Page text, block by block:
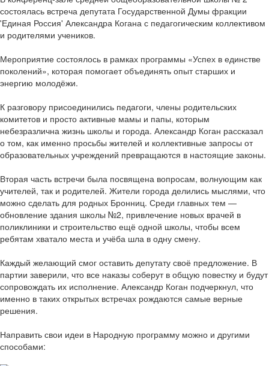
состоялась встреча депутата Государственной Думы фракции
'Единая Россия' Александра Когана с педагогическим коллективом
и родителями учеников.
Мероприятие состоялось в рамках программы «Успех в единстве
поколений», которая помогает объединять опыт старших и
энергию молодёжи.
К разговору присоединились педагоги, члены родительских
комитетов и просто активные мамы и папы, которым
небезразлична жизнь школы и города. Александр Коган рассказал
о том, как именно просьбы жителей и коллективные запросы от
образовательных учреждений превращаются в настоящие законы.
Вторая часть встречи была посвящена вопросам, волнующим как
учителей, так и родителей. Жители города делились мыслями, что
можно сделать для родных Бронниц. Среди главных тем —
обновление здания школы №2, привлечение новых врачей в
поликлиники и строительство ещё одной школы, чтобы всем
ребятам хватало места и учёба шла в одну смену.
Каждый желающий смог оставить депутату своё предложение. В
партии заверили, что все наказы соберут в общую повестку и будут
сопровождать их исполнение. Александр Коган подчеркнул, что
именно в таких открытых встречах рождаются самые верные
решения.
Направить свои идеи в Народную программу можно и другими
способами: